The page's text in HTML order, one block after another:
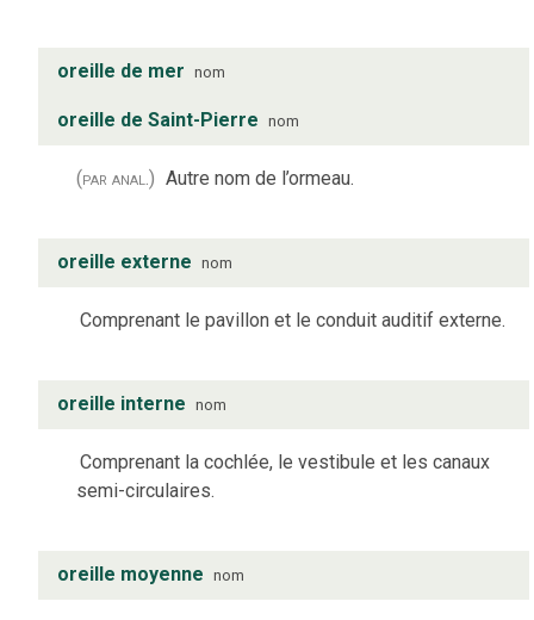
oreille de mer nom
oreille de Saint-Pierre nom
(par anal.) Autre nom de l’ormeau.
oreille externe nom
Comprenant le pavillon et le conduit auditif externe.
oreille interne nom
Comprenant la cochlée, le vestibule et les canaux
semi-circulaires.
oreille moyenne nom